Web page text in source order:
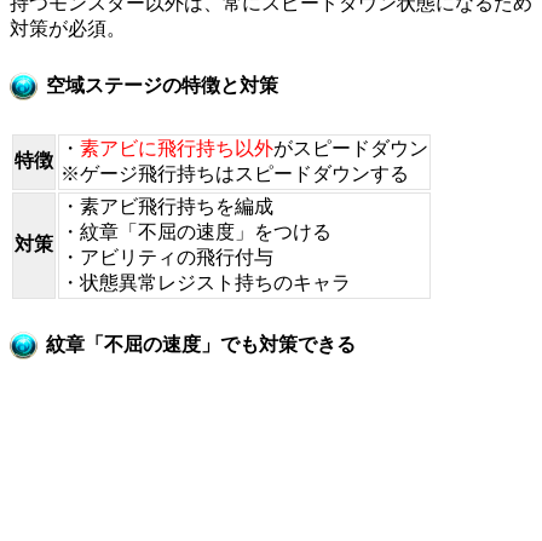
対策が必須。
空域ステージの特徴と対策
特徴
・ 素アビに飛行持ち以外がスピードダウン
※ゲージ飛行持ちはスピードダウンする
対策
・素アビ飛行持ちを編成
・紋章「不屈の速度」をつける
・アビリティの飛行付与
・状態異常レジスト持ちのキャラ
紋章「不屈の速度」でも対策できる